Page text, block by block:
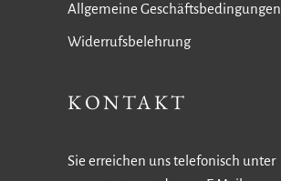
Allgemeine Geschäftsbedingungen
Widerrufsbelehrung
KONTAKT
Sie erreichen uns telefonisch unter